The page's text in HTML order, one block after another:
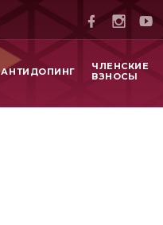
АНТИДОПИНГ
ЧЛЕНСКИЕ
ВЗНОСЫ